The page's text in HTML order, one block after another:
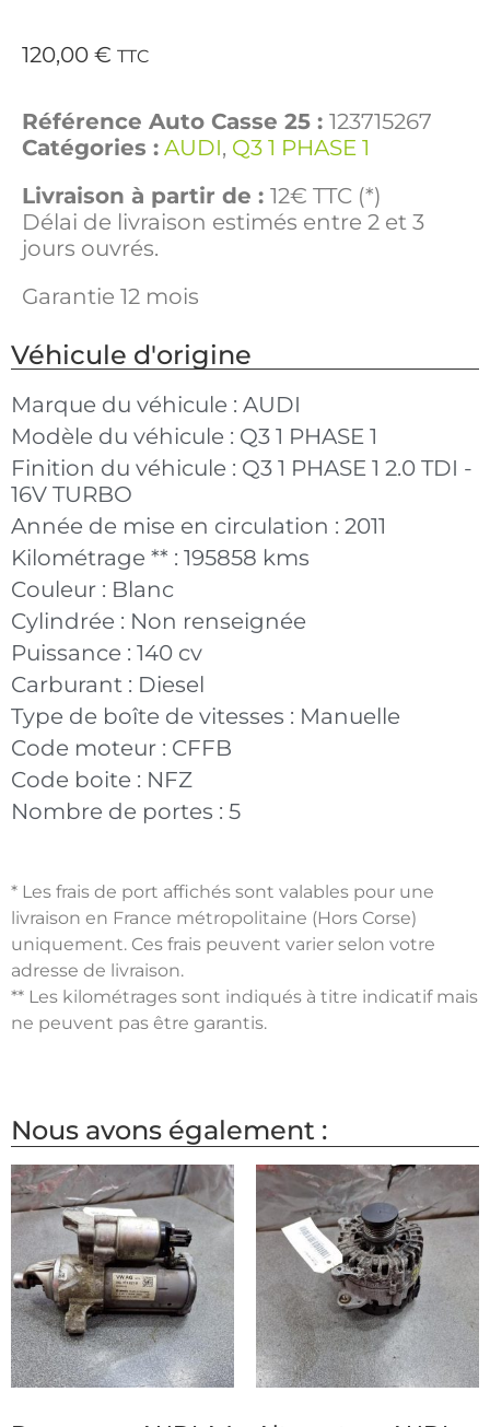
120,00 € TTC
Référence Auto Casse 25 : 123715267
Catégories : AUDI, Q3 1 PHASE 1
Livraison à partir de : 12€ TTC (*)
Délai de livraison estimés entre 2 et 3
jours ouvrés.
Garantie 12 mois
Véhicule d'origine
Marque du véhicule : AUDI
Modèle du véhicule : Q3 1 PHASE 1
Finition du véhicule : Q3 1 PHASE 1 2.0 TDI -
16V TURBO
Année de mise en circulation : 2011
Kilométrage ** : 195858 kms
Couleur : Blanc
Cylindrée : Non renseignée
Puissance : 140 cv
Carburant : Diesel
Type de boîte de vitesses : Manuelle
Code moteur : CFFB
Code boite : NFZ
Nombre de portes : 5
* Les frais de port affichés sont valables pour une
livraison en France métropolitaine (Hors Corse)
uniquement. Ces frais peuvent varier selon votre
adresse de livraison.
** Les kilométrages sont indiqués à titre indicatif mais
ne peuvent pas être garantis.
Nous avons également :